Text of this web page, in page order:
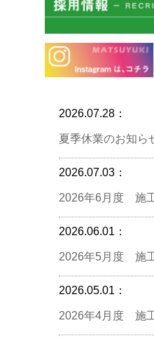
2026.07.28：
夏季休業のお知ら
2026.07.03：
2026年6月度 施
2026.06.01：
2026年5月度 施
2026.05.01：
2026年4月度 施